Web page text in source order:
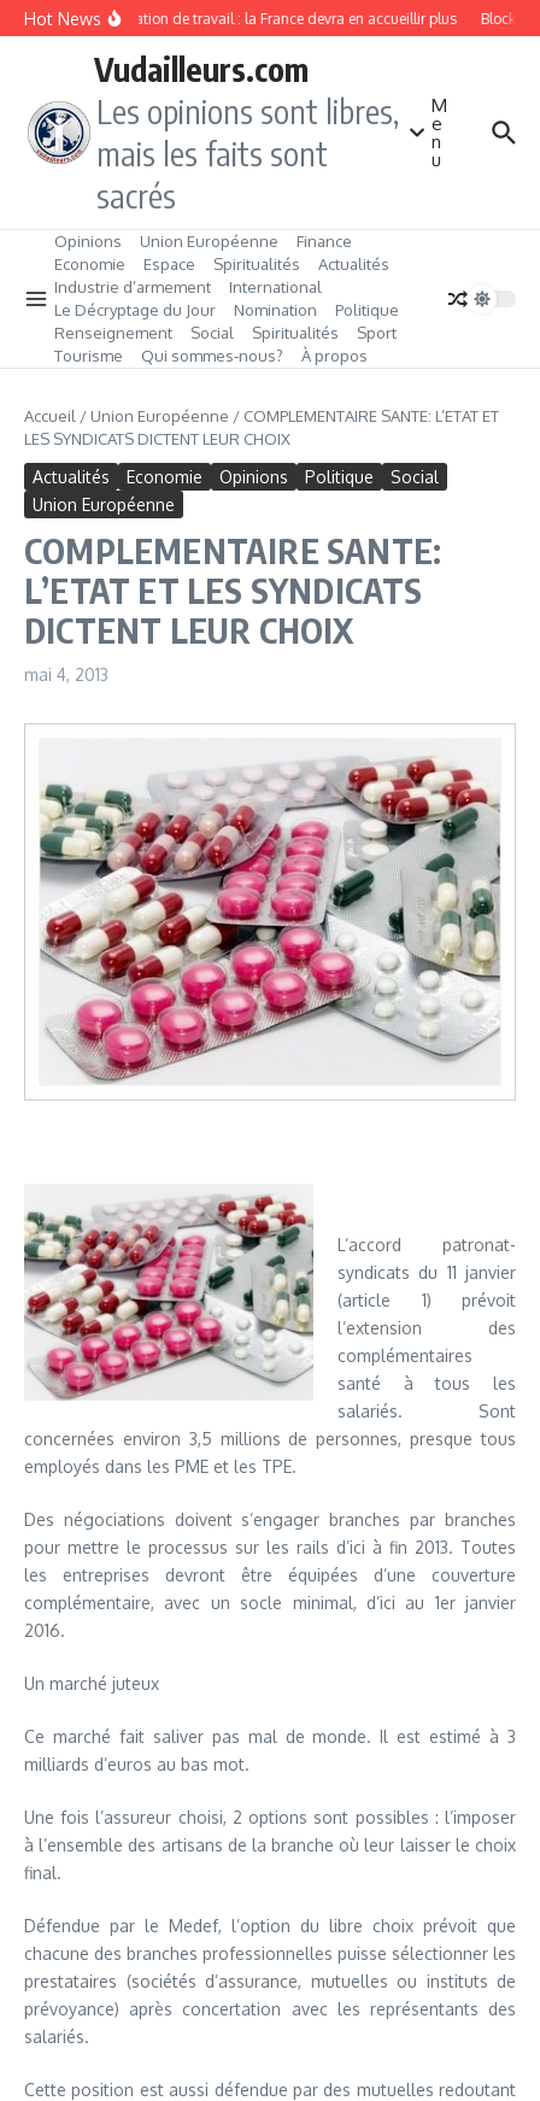
Aller au contenu
Hot NewsImmigration de travail : la France devra en accueillir plus
Vudailleurs.com
Les opinions sont libres,
mais les faits sont
sacrés
M
e
n
u
Opinions Union Européenne
Finance
Economie
Espace Spiritualités
Actualités
Industrie d’armement
International
Le Décryptage du Jour
Nomination
Politique
Renseignement
Social Spiritualités
Sport
Tourisme
Qui sommes‑nous? À propos
Accueil / Union Européenne / COMPLEMENTAIRE SANTE: L’ETAT ET
LES SYNDICATS DICTENT LEUR CHOIX
Actualités Economie Opinions Politique
Social
Union Européenne
COMPLEMENTAIRE SANTE:
L’ETAT ET LES SYNDICATS
DICTENT LEUR CHOIX
mai 4, 2013
L’accord patronat-
syndicats du 11 janvier
(article 1) prévoit
l’extension des
complémentaires
santé à tous les
salariés. Sont
concernées environ 3,5 millions de personnes, presque tous
employés dans les PME et les TPE.
Des négociations doivent s’engager branches par branches
pour mettre le processus sur les rails d’ici à fin 2013. Toutes
les entreprises devront être équipées d’une couverture
complémentaire, avec un socle minimal, d’ici au 1er janvier
2016.
Un marché juteux
Ce marché fait saliver pas mal de monde. Il est estimé à 3
milliards d’euros au bas mot.
Une fois l’assureur choisi, 2 options sont possibles : l’imposer
à l’ensemble des artisans de la branche où leur laisser le choix
final.
Défendue par le Medef, l’option du libre choix prévoit que
chacune des branches professionnelles puisse sélectionner les
prestataires (sociétés d’assurance, mutuelles ou instituts de
prévoyance) après concertation avec les représentants des
salariés.
Cette position est aussi défendue par des mutuelles redoutant